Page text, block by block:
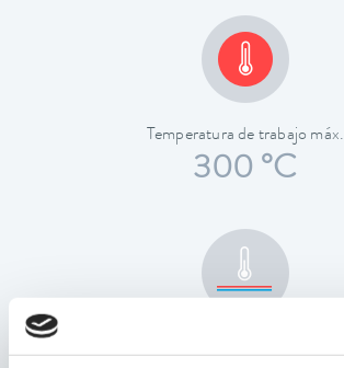
Temperatura de trabajo máx.
300 °C